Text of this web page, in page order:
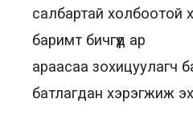
салбартай холбоотой
баримт бичгүүд ар
араасаа зохицуулагч
батлагдан хэрэгжиж